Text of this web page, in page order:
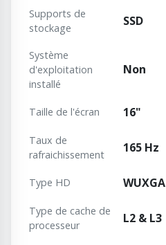
Supports de
stockage
SSD
Système
d'exploitation
installé
Non
Taille de l'écran 16"
Taux de
rafraichissement
165 Hz
Type HD WUXGA
Type de cache de
processeur
L2 & L3